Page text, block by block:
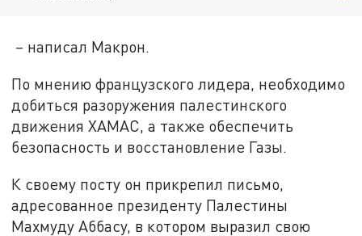
– написал Макрон.
По мнению французского лидера, необходимо
добиться разоружения палестинского
движения ХАМАС, а также обеспечить
безопасность и восстановление Газы.
К своему посту он прикрепил письмо,
адресованное президенту Палестины
Махмуду Аббасу, в котором выразил свою